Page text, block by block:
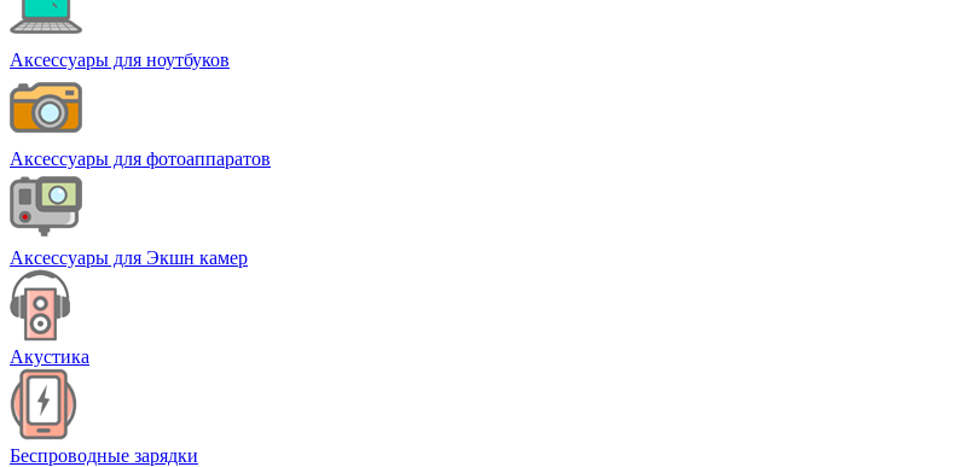
Аксессуары для ноутбуков
Аксессуары для фотоаппаратов
Аксессуары для Экшн камер
Акустика
Беспроводные зарядки